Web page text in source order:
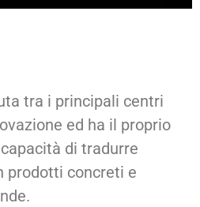
tra i principali centri
ed ha il proprio
di tradurre
prodotti concreti e